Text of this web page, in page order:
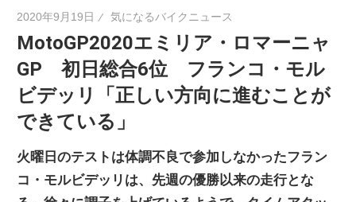
バ
イ
ク
2020年9月19日 気になるバイクニュース
MotoGP2020エミリア・ロマーニャ
GP 初日総合6位 フランコ・モル
ビデッリ「正しい方向に進むことが
できている」
火曜日のテストは体調不良で参加しなかったフラン
コ・モルビデッリは、先週の優勝以来の走行とな